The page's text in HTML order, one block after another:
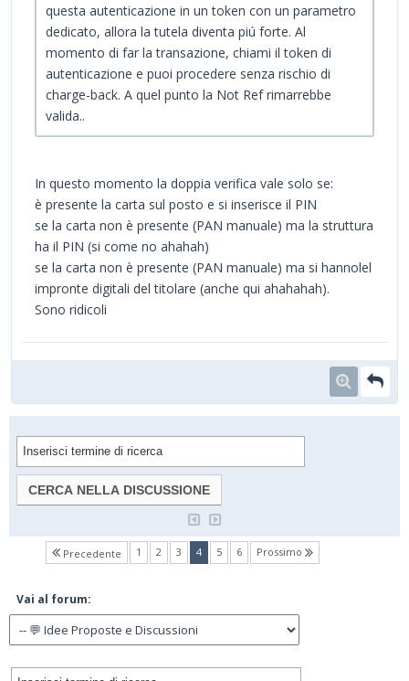
questa autenticazione in un token con un parametro
dedicato, allora la tutela diventa piú forte. Al
momento di far la transazione, chiami il token di
autenticazione e puoi procedere senza rischio di
charge-back. A quel punto la Not Ref rimarrebbe
valida..
In questo momento la doppia verifica vale solo se:
è presente la carta sul posto e si inserisce il PIN
se la carta non è presente (PAN manuale) ma la struttura
ha il PIN (si come no ahahah)
se la carta non è presente (PAN manuale) ma si hannolel
impronte digitali del titolare (anche qui ahahahah).
Sono ridicoli
Precedente 1 2 3 4(current)
5 6 Prossimo
Vai al forum: